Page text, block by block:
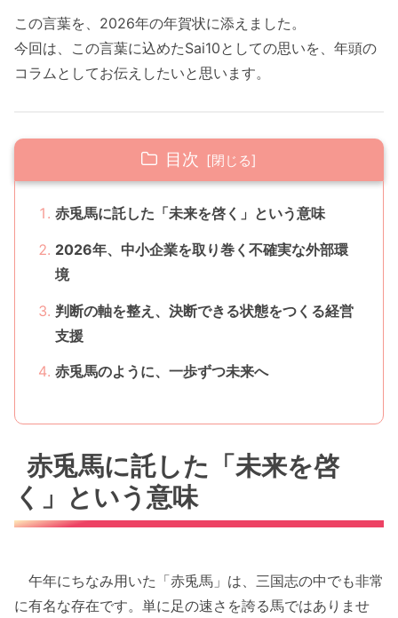
この言葉を、2026年の年賀状に添えました。
今回は、この言葉に込めたSai10としての思いを、年頭の
コラムとしてお伝えしたいと思います。
目次
赤兎馬に託した「未来を啓く」という意味
2026年、中小企業を取り巻く不確実な外部環
境
判断の軸を整え、決断できる状態をつくる経営
支援
赤兎馬のように、一歩ずつ未来へ
赤兎馬に託した「未来を啓
く」という意味
午年にちなみ用いた「赤兎馬」は、三国志の中でも非常
に有名な存在です。単に足の速さを誇る馬ではありませ